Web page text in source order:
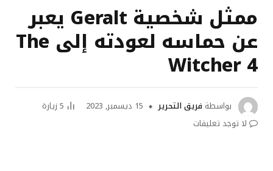
ممثل شخصية Geralt يعبر
عن حماسه لعودته إلى The
Witcher 4
بواسطة فريق التحرير 15 ديسمبر, 2023 5زيارة
لا توجد تعليقات